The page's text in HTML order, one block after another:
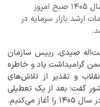
آیین نواختن زنگ آغاز معاملات در سال ۱۴۰۵ صبح امروز
ارشد بازار سرمایه در
صیدی، رییس سازمان
گرامیداشت یاد و خاطره
و تقدیر از تلاش‌های
گفت: بعد از یک تعطیلی
می‌کنیم.